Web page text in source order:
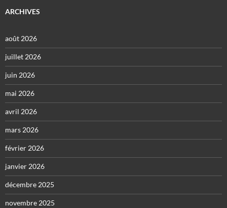
ARCHIVES
août 2026
juillet 2026
juin 2026
mai 2026
avril 2026
mars 2026
février 2026
janvier 2026
décembre 2025
novembre 2025